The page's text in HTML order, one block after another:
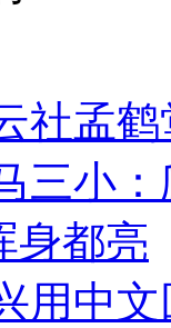
社孟
三小
身都亮
用中